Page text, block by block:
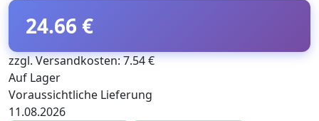
24.66 €
zzgl. Versandkosten: 7.54 €
Auf Lager
Voraussichtliche Lieferung
11.08.2026